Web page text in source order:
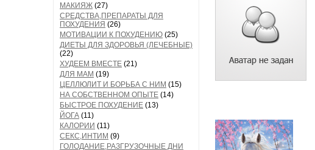
МАКИЯЖ (27)
СРЕДСТВА,ПРЕПАРАТЫ ДЛЯ
ПОХУДЕНИЯ (26)
МОТИВАЦИИ К ПОХУДЕНИЮ (25)
ДИЕТЫ ДЛЯ ЗДОРОВЬЯ (ЛЕЧЕБНЫЕ)
(22)
ХУДЕЕМ ВМЕСТЕ (21)
ДЛЯ МАМ (19)
ЦЕЛЛЮЛИТ И БОРЬБА С НИМ (15)
НА СОБСТВЕННОМ ОПЫТЕ (14)
БЫСТРОЕ ПОХУДЕНИЕ (13)
ЙОГА (11)
КАЛОРИИ (11)
СЕКС,ИНТИМ (9)
ГОЛОДАНИЕ,РАЗГРУЗОЧНЫЕ ДНИ